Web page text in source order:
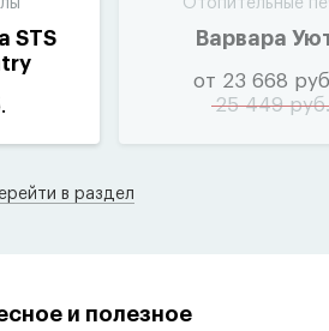
STS
Варвара
от 23 668
25 449 руб.
в раздел
и полезное